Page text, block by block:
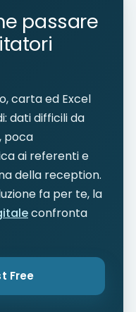
passare
carta ed Excel
dati difficili da
poca
ai referenti e
della reception.
fa per te, la
confronta
Free